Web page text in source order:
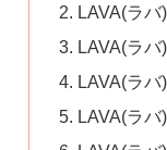
LAVA(ラバ
LAVA(ラバ
LAVA(ラバ
LAVA(ラバ